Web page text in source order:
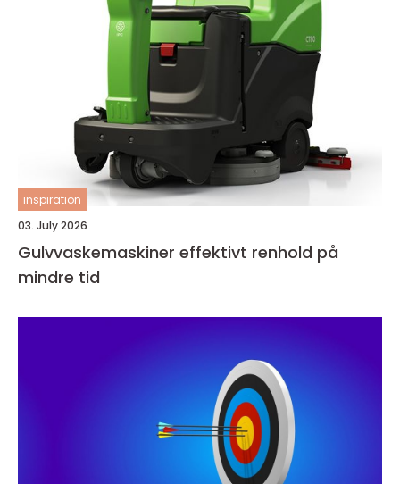
inspiration
03. July 2026
Gulvvaskemaskiner effektivt renhold på
mindre tid